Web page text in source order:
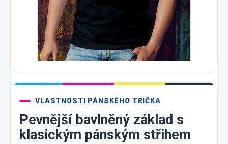
VLASTNOSTI PÁNSKÉHO TRIČKA
Pevnější bavlněný základ s
klasickým pánským střihem